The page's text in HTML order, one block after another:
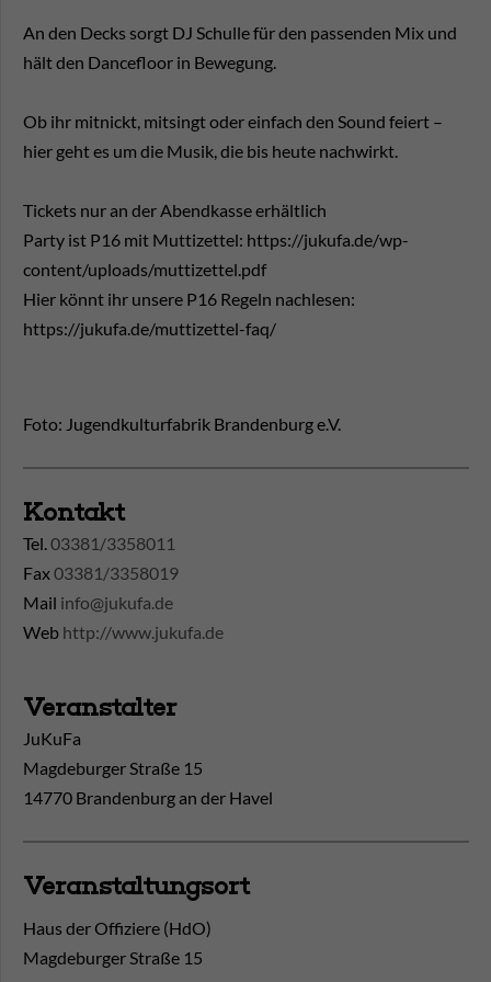
An den Decks sorgt DJ Schulle für den passenden Mix und
hält den Dancefloor in Bewegung.
Ob ihr mitnickt, mitsingt oder einfach den Sound feiert –
hier geht es um die Musik, die bis heute nachwirkt.
Tickets nur an der Abendkasse erhältlich
Party ist P16 mit Muttizettel: https://jukufa.de/wp-
content/uploads/muttizettel.pdf
Hier könnt ihr unsere P16 Regeln nachlesen:
https://jukufa.de/muttizettel-faq/
Foto: Jugendkulturfabrik Brandenburg e.V.
Kontakt
Tel.03381/3358011
Fax03381/3358019
Mail info@jukufa.de
Web http://www.jukufa.de
Veranstalter
JuKuFa
Magdeburger Straße 15
14770 Brandenburg an der Havel
Veranstaltungsort
Haus der Offiziere (HdO)
Magdeburger Straße 15